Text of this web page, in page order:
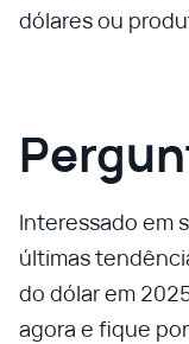
dólares ou
Interessado em
últimas
do dólar em
agora e fique